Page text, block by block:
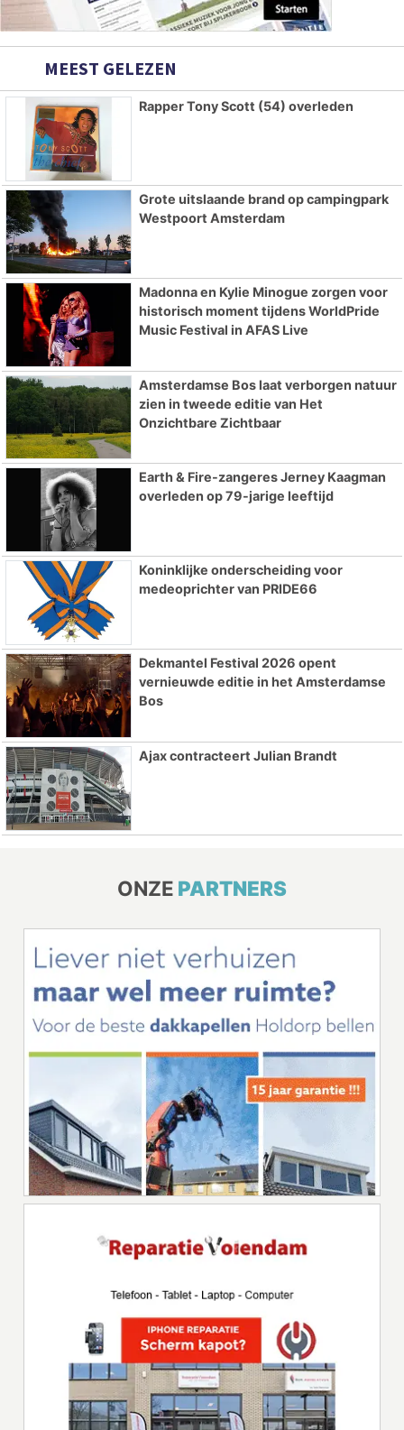
MEEST GELEZEN
Rapper Tony Scott (54) overleden
Grote uitslaande brand op campingpark
Westpoort Amsterdam
Madonna en Kylie Minogue zorgen voor
historisch moment tijdens WorldPride
Music Festival in AFAS Live
Amsterdamse Bos laat verborgen natuur
zien in tweede editie van Het
Onzichtbare Zichtbaar
Earth & Fire-zangeres Jerney Kaagman
overleden op 79-jarige leeftijd
Koninklijke onderscheiding voor
medeoprichter van PRIDE66
Dekmantel Festival 2026 opent
vernieuwde editie in het Amsterdamse
Bos
Ajax contracteert Julian Brandt
ONZE PARTNERS